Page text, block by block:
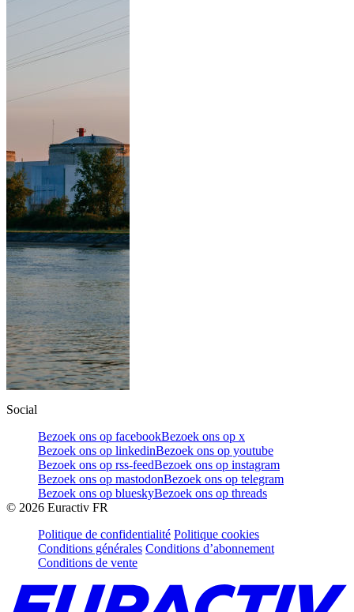
Social
Bezoek ons op facebookBezoek ons op x
Bezoek ons op linkedinBezoek ons op youtube
Bezoek ons op rss-feedBezoek ons op instagram
Bezoek ons op mastodonBezoek ons op telegram
Bezoek ons op blueskyBezoek ons op threads
© 2026 Euractiv FR
Politique de confidentialité Politique cookies
Conditions générales Conditions d’abonnement
Conditions de vente